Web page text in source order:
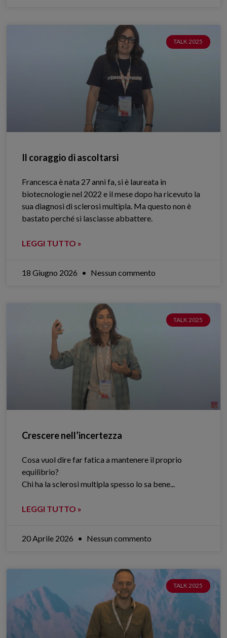
TALK 2025
Il coraggio di ascoltarsi
Francesca è nata 27 anni fa, si è laureata in
biotecnologie nel 2022 e il mese dopo ha ricevuto la
sua diagnosi di sclerosi multipla. Ma questo non è
bastato perché si lasciasse abbattere.
LEGGI TUTTO »
18 Giugno 2026 Nessun commento
TALK 2025
Crescere nell’incertezza
Cosa vuol dire far fatica a mantenere il proprio
equilibrio?
Chi ha la sclerosi multipla spesso lo sa bene.​..
LEGGI TUTTO »
20 Aprile 2026 Nessun commento
TALK 2025